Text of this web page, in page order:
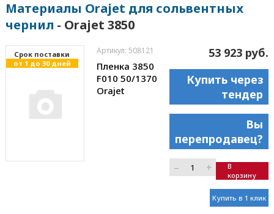
Материалы Orajet для сольвентных
чернил - Orajet 3850
Cрок поставки
от 1 до 30 дней
Артикул: 508121
Пленка 3850
F010 50/1370
Orajet
53 923 руб.
Купить через
тендер
Вы
перепродавец?
– +
В
корзину
Купить в 1 клик